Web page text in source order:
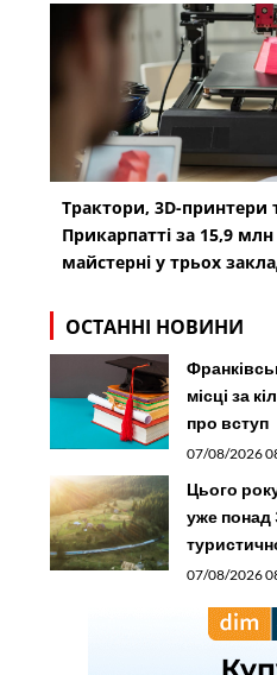
Трактори, 3D-принтери
Прикарпатті за 15,9
майстерні у трьох
ОСТАННІ НОВИНИ
місці за
про вступ
07/08/2026
Цього
уже понад
07/08/2026